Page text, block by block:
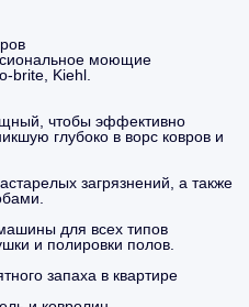
моющие
brite, Kiehl.
чтобы эффективно
глубоко в ворс ковров и
загрязнений, а также
для всех типов
и полировки полов.
запаха в квартире